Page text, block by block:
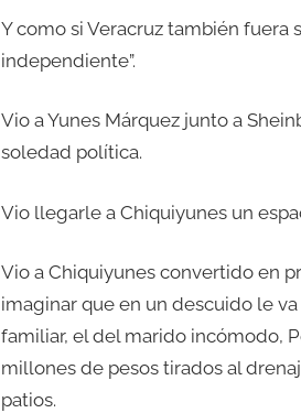
Y como si Veracruz también fuera
independiente”.
Vio a Yunes Márquez junto a
soledad política.
Vio llegarle a Chiquiyunes un
Vio a Chiquiyunes convertido en
imaginar que en un descuido le
familiar, el del marido incómodo,
millones de pesos tirados al
patios.